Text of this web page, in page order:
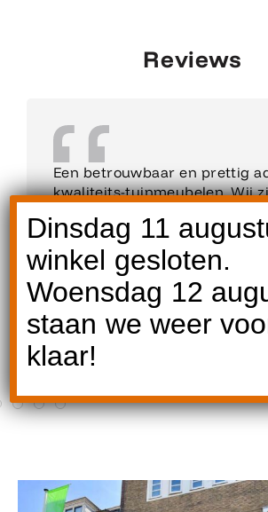
Reviews
Een betrouwbaar en prettig
kwaliteits-tuinmeubelen. Wij
Meets Design en genieten nu
prachtige stoelen.
Annemarie
Klant
Dinsdag 11
winkel gesloten.
Woensdag 12
staan we weer
klaar!